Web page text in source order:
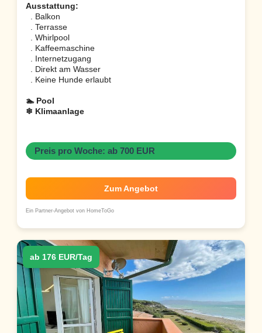
Ausstattung:
. Balkon
. Terrasse
. Whirlpool
. Kaffeemaschine
. Internetzugang
. Direkt am Wasser
. Keine Hunde erlaubt
🏊 Pool
❄ Klimaanlage
Preis pro Woche: ab 700 EUR
Zum Angebot
Ein Partner-Angebot von HomeToGo
ab 176 EUR/Tag